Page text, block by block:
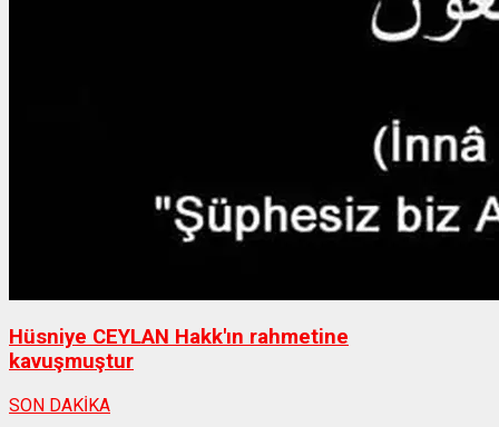
Hüsniye CEYLAN Hakk'ın rahmetine
kavuşmuştur
SON DAKİKA